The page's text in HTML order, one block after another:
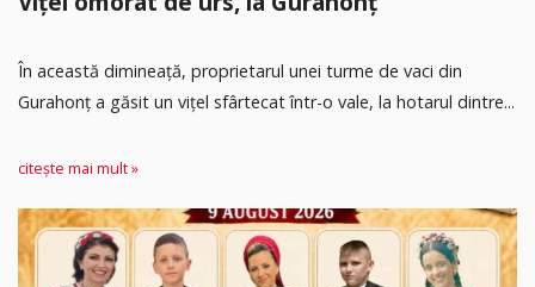
În această dimineață, proprietarul unei turme de vaci din
Gurahonț a găsit un vițel sfârtecat într-o vale, la hotarul dintre...
citește mai mult »